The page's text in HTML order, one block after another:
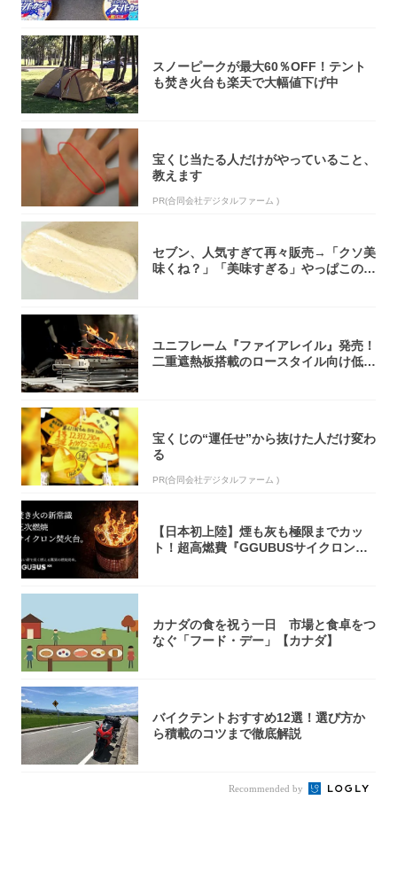
スノーピークが最大60％OFF！テント
も焚き火台も楽天で大幅値下げ中
宝くじ当たる人だけがやっていること、
教えます
PR(合同会社デジタルファーム )
セブン、人気すぎて再々販売→「クソ美
味くね？」「美味すぎる」やっぱこのク
ユニフレーム『ファイアレイル』発売！
二重遮熱板搭載のロースタイル向け低型
宝くじの“運任せ”から抜けた人だけ変わ
る
PR(合同会社デジタルファーム )
【日本初上陸】煙も灰も極限までカッ
ト！超高燃費『GGUBUSサイクロン焚
カナダの食を祝う一日 市場と食卓をつ
なぐ「フード・デー」【カナダ】
バイクテントおすすめ12選！選び方か
ら積載のコツまで徹底解説
Recommended by